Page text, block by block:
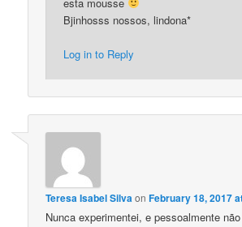
Bjinhosss nossos, lindona*
Log in to Reply
Teresa Isabel SilvaonFebruary 18, 2017
Nunca experimentei, e pessoalmente